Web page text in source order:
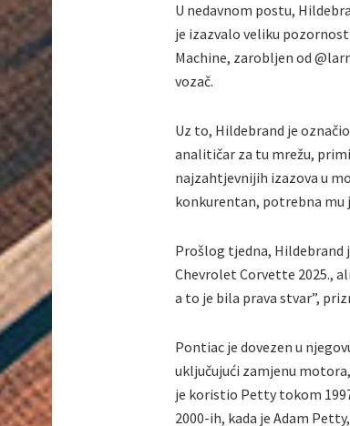
U nedavnom postu,
je izazvalo veliku
Machine, zarobljen od
vozač.
Uz to, Hildebrand je
analitičar za tu mrežu,
najzahtjevnijih izazova u
konkurentan, potrebna mu
Prošlog tjedna, Hildebrand
Chevrolet Corvette 2025.,
a to je bila prava stvar”,
Pontiac je dovezen u
uključujući zamjenu
je koristio Petty tokom
2000-ih, kada je Adam